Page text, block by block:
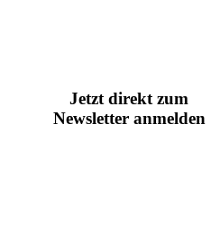
Jetzt direkt zum
Newsletter anmelden